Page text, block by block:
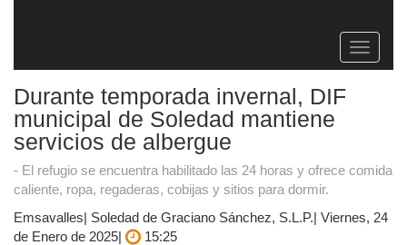
Toggle
Durante temporada invernal, DIF
municipal de Soledad mantiene
servicios de albergue
- El refugio se encuentra habilitado las 24 horas y ofrece comida
caliente, ropa, regaderas, cobijas y sitios para dormir.
Emsavalles| Soledad de Graciano Sánchez, S.L.P.| Viernes, 24
de Enero de 2025|
15:25